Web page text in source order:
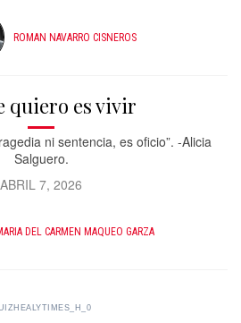
ROMAN NAVARRO CISNEROS
quiero es vivir
ni sentencia, es oficio”. -Alicia
Salguero.
ABRIL 7, 2026
DEL CARMEN MAQUEO GARZA